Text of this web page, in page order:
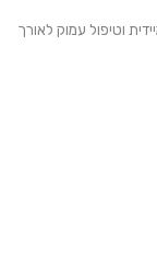
וטיפול עמוק לאורך